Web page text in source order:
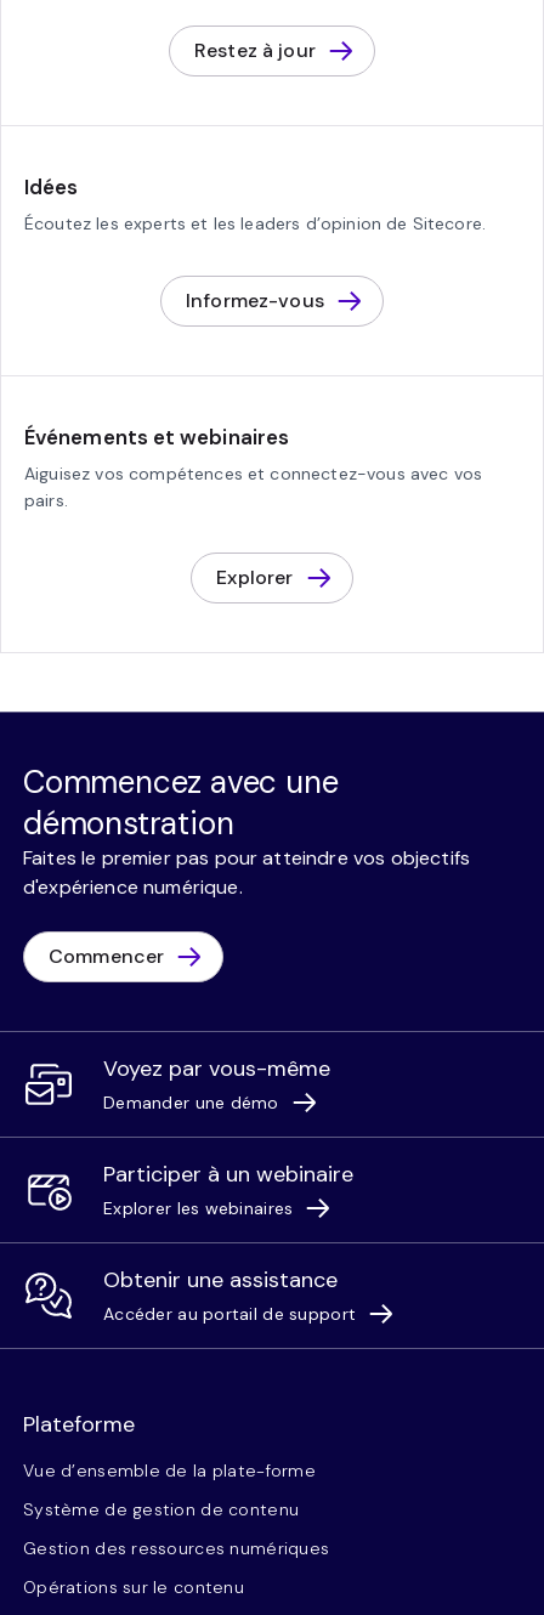
Restez à jour
Idées
Écoutez les experts et les leaders d’opinion de Sitecore.
Informez-vous
Événements et webinaires
Aiguisez vos compétences et connectez-vous avec vos
pairs.
Explorer
Commencez avec une
démonstration
Faites le premier pas pour atteindre vos objectifs
d'expérience numérique.
Commencer
Voyez par vous-même
Demander une démo
Participer à un webinaire
Explorer les webinaires
Obtenir une assistance
Accéder au portail de support
Plateforme
Vue d’ensemble de la plate-forme
Système de gestion de contenu
Gestion des ressources numériques
Opérations sur le contenu